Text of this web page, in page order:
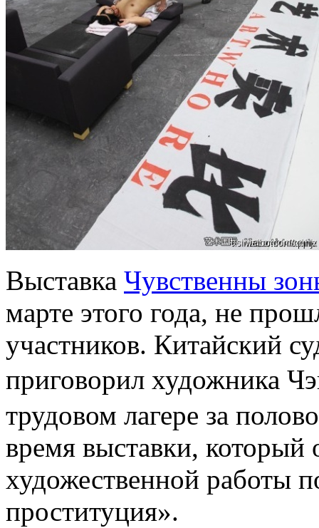
Выставка Чувственны
марте этого года, не
участников. Китайский
приговорил художника
трудовом лагере за
время выставки, который
художественной работы
проституция».